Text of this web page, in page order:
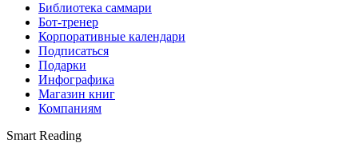
Библиотека саммари
Бот-тренер
Корпоративные календари
Подписаться
Подарки
Инфографика
Магазин книг
Компаниям
Smart Reading